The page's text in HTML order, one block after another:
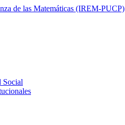
de las Matemáticas (IREM-PUCP)
Social